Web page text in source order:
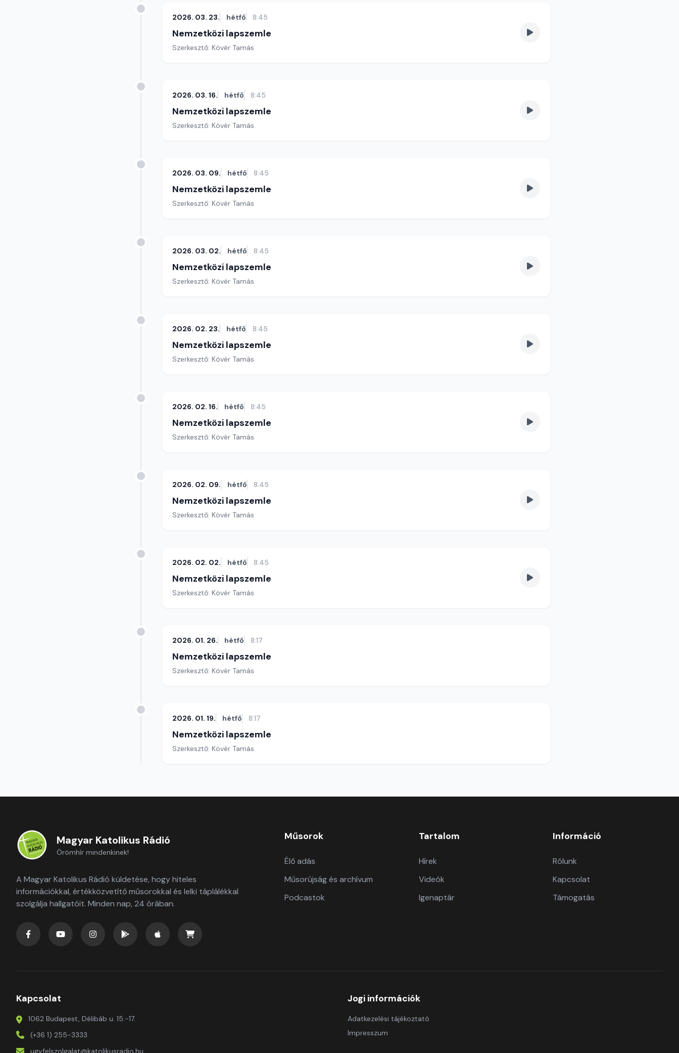
2026. 03. 23. hétfő 8:45
Nemzetközi lapszemle
Szerkesztő: Kövér Tamás
2026. 03. 16. hétfő 8:45
Nemzetközi lapszemle
Szerkesztő: Kövér Tamás
2026. 03. 09. hétfő 8:45
Nemzetközi lapszemle
Szerkesztő: Kövér Tamás
2026. 03. 02. hétfő 8:45
Nemzetközi lapszemle
Szerkesztő: Kövér Tamás
2026. 02. 23. hétfő 8:45
Nemzetközi lapszemle
Szerkesztő: Kövér Tamás
2026. 02. 16. hétfő 8:45
Nemzetközi lapszemle
Szerkesztő: Kövér Tamás
2026. 02. 09. hétfő 8:45
Nemzetközi lapszemle
Szerkesztő: Kövér Tamás
2026. 02. 02. hétfő 8:45
Nemzetközi lapszemle
Szerkesztő: Kövér Tamás
2026. 01. 26. hétfő 8:17
Nemzetközi lapszemle
Szerkesztő: Kövér Tamás
2026. 01. 19. hétfő 8:17
Nemzetközi lapszemle
Szerkesztő: Kövér Tamás
Magyar Katolikus Rádió
Örömhír mindenkinek!
A Magyar Katolikus Rádió küldetése, hogy hiteles
információkkal, értékközvetítő műsorokkal és lelki táplálékkal
szolgálja hallgatóit. Minden nap, 24 órában.
Műsorok
Élő adás
Műsorújság és archívum
Podcastok
Tartalom
Hírek
Videók
Igenaptár
Információ
Rólunk
Kapcsolat
Támogatás
Kapcsolat
1062 Budapest, Délibáb u. 15.-17.
(+36 1) 255-3333
ugyfelszolgalat@katolikusradio.hu
Jogi információk
Adatkezelési tájékoztató
Impresszum